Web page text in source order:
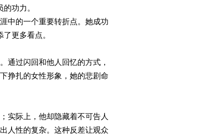
功力。
中的一个重要转折点。她成功
更多看点。
通过闪回和他人回忆的方式，
挣扎的女性形象，她的悲剧命
实际上，他却隐藏着不可告人
人性的复杂。这种反差让观众